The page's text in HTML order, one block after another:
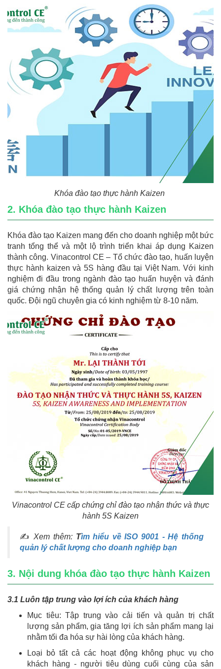
Khóa đào tạo thực hành Kaizen
2. Khóa đào tạo thực hành Kaizen
Khóa đào tạo Kaizen mang đến cho doanh nghiệp một bức
tranh tổng thể và một lộ trình triển khai áp dụng Kaizen
thành công. Vinacontrol CE – Tổ chức đào tạo, huấn luyện
thực hành kaizen và 5S hàng đầu tại Việt Nam. Với kinh
nghiệm đi đầu trong ngành đào tạo huấn huyện và đánh
giá chứng nhận hệ thống quản lý chất lượng trên toàn
quốc. Đội ngũ chuyên gia có kinh nghiệm từ 8-10 năm.
Vinacontrol CE cấp chứng chỉ đào tạo nhận thức và thực
hành 5S Kaizen
✍Xem thêm: Tìm hiểu về ISO 9001 - Hệ thống
quản lý chất lượng cho doanh nghiệp bạn
3. Nội dung khóa đào tạo thực hành Kaizen
3.1 Luôn tập trung vào lợi ích của khách hàng
Mục tiêu: Tập trung vào cải tiến và quản trị chất
lượng sản phẩm, gia tăng lợi ích sản phẩm mang lại
nhằm tối đa hóa sự hài lòng của khách hàng.
Loại bỏ tất cả các hoạt động không phục vụ cho
khách hàng - người tiêu dùng cuối cùng của sản